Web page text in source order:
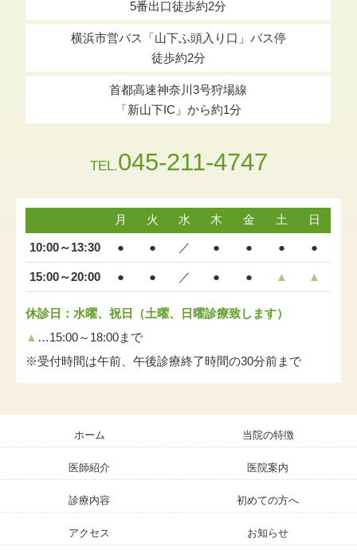
5番出口徒歩約2分
横浜市営バス「山下ふ頭入り口」バス停
徒歩約2分
首都高速神奈川3号狩場線
「新山下IC」から約1分
TEL.045-211-4747
月 火 水 木 金 土 日
10:00～13:30 ● ● ／ ● ● ● ●
15:00～20:00 ● ● ／ ● ● ▲ ▲
休診日：水曜、祝日（土曜、日曜診療致します）
▲ …15:00～18:00まで
※受付時間は午前、午後診療終了時間の30分前まで
ホーム 当院の特徴
医師紹介 医院案内
診療内容 初めての方へ
アクセス お知らせ